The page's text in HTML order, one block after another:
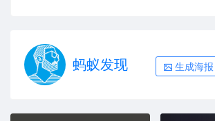
蚂蚁发现 生成海报